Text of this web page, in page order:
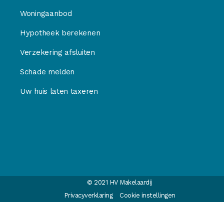
Woningaanbod
Hypotheek berekenen
Verzekering afsluiten
Schade melden
Uw huis laten taxeren
© 2021 HV Makelaardij
Privacyverklaring
Cookie instellingen